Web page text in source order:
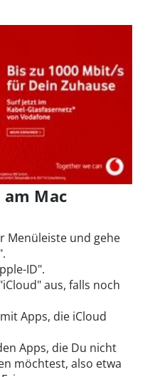
Mac
Menüleiste und gehe
ID".
aus, falls noch
Apps, die iCloud
Apps, die Du nicht
möchtest, also etwa